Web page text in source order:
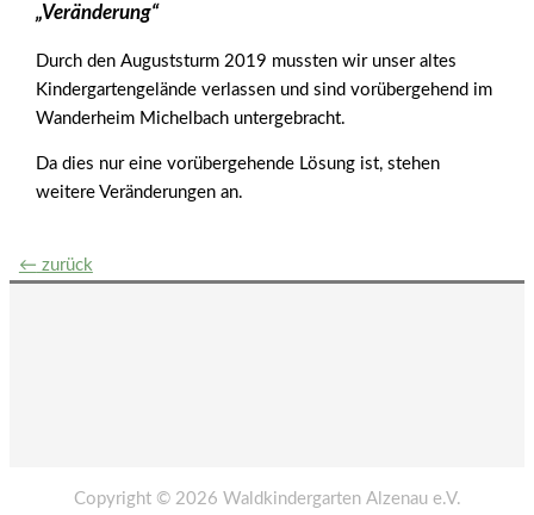
„Veränderung“
Durch den Auguststurm 2019 mussten wir unser altes
Kindergartengelände verlassen und sind vorübergehend im
Wanderheim Michelbach untergebracht.
Da dies nur eine vorübergehende Lösung ist, stehen
weitere Veränderungen an.
Beitrags-
← zurück
Copyright © 2026 Waldkindergarten Alzenau e.V.